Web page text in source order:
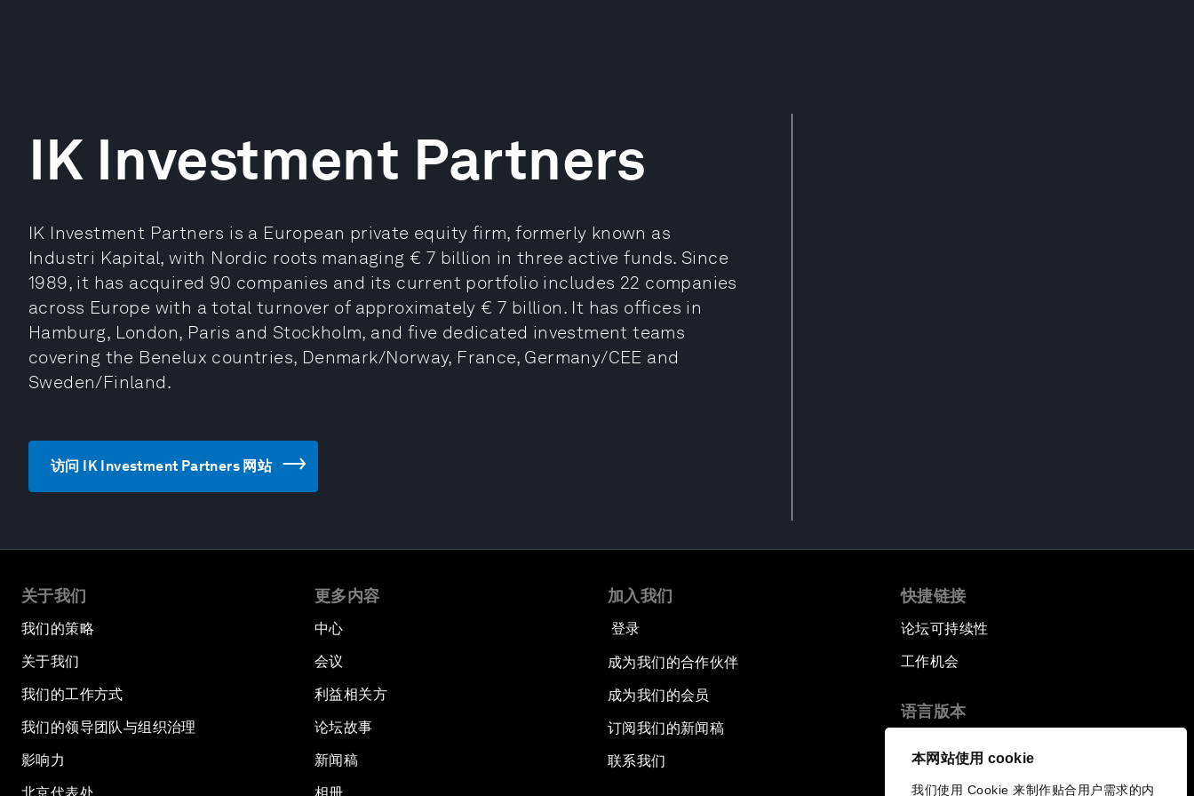
本网站使用 cookie
我们使用 Cookie 来制作贴合用户需求的内
IK Investment Partners
IK Investment Partners is a European private equity firm, formerly known as
Industri Kapital, with Nordic roots managing € 7 billion in three active funds. Since
1989, it has acquired 90 companies and its current portfolio includes 22 companies
across Europe with a total turnover of approximately € 7 billion. It has offices in
Hamburg, London, Paris and Stockholm, and five dedicated investment teams
covering the Benelux countries, Denmark/Norway, France, Germany/CEE and
Sweden/Finland.
访问 IK Investment Partners 网站
关于我们
我们的策略
关于我们
我们的工作方式
我们的领导团队与组织治理
影响力
更多内容
中心
会议
利益相关方
论坛故事
新闻稿
加入我们
登录
成为我们的合作伙伴
成为我们的会员
订阅我们的新闻稿
联系我们
快捷链接
论坛可持续性
工作机会
语言版本